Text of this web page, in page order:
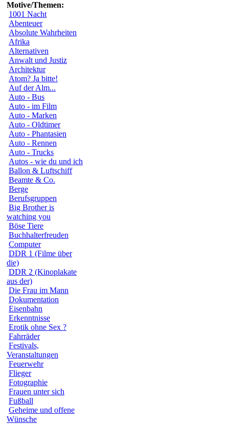
Motive/Themen:
1001 Nacht
Abenteuer
Absolute Wahrheiten
Afrika
Alternativen
Anwalt und Justiz
Architektur
Atom? Ja bitte!
Auf der Alm...
Auto - Bus
Auto - im Film
Auto - Marken
Auto - Oldtimer
Auto - Phantasien
Auto - Rennen
Auto - Trucks
Autos - wie du und ich
Ballon & Luftschiff
Beamte & Co.
Berge
Berufsgruppen
Big Brother is
watching you
Böse Tiere
Buchhalterfreuden
Computer
DDR 1 (Filme über
die)
DDR 2 (Kinoplakate
aus der)
Die Frau im Mann
Dokumentation
Eisenbahn
Erkenntnisse
Erotik ohne Sex ?
Fahrräder
Festivals,
Veranstaltungen
Feuerwehr
Flieger
Fotographie
Frauen unter sich
Fußball
Geheime und offene
Wünsche